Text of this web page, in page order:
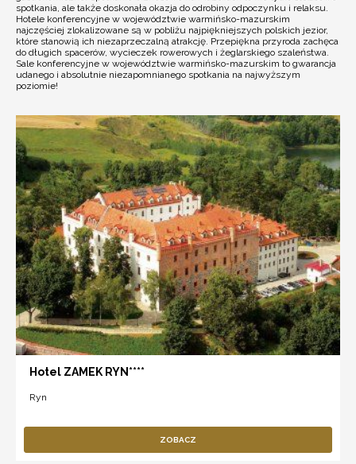
spotkania, ale także doskonała okazja do odrobiny odpoczynku i relaksu.
Hotele konferencyjne w województwie warmińsko-mazurskim
najczęściej zlokalizowane są w pobliżu najpiękniejszych polskich jezior,
które stanowią ich niezaprzeczalną atrakcję. Przepiękna przyroda zachęca
do długich spacerów, wycieczek rowerowych i żeglarskiego szaleństwa.
Sale konferencyjne w województwie warmińsko-mazurskim to gwarancja
udanego i absolutnie niezapomnianego spotkania na najwyższym
poziomie!
Hotel ZAMEK RYN****
Ryn
ZOBACZ